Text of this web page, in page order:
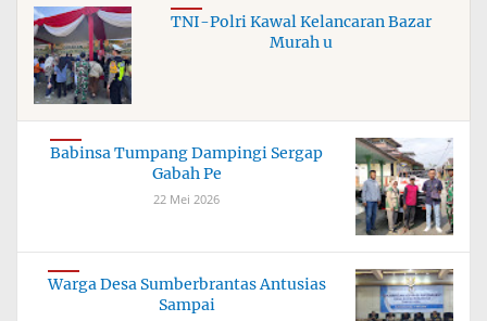
TNI-Polri Kawal Kelancaran Bazar
Murah u
Babinsa Tumpang Dampingi Sergap
Gabah Pe
22 Mei 2026
Warga Desa Sumberbrantas Antusias
Sampai